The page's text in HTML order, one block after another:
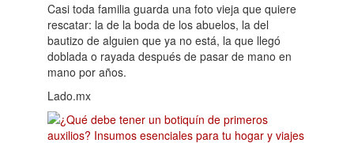
Casi toda familia guarda una foto vieja que quiere
rescatar: la de la boda de los abuelos, la del
bautizo de alguien que ya no está, la que llegó
doblada o rayada después de pasar de mano en
mano por años.
Lado.mx